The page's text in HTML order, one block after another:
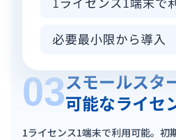
03スモールスタ
可能なライセ
1ライセンス1端末で利用可能。初